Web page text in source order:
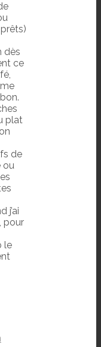
dès
ce
plat
de
ou
j’ai
pour
le